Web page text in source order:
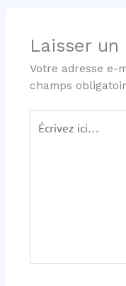
Laisser
Votre adresse e-
champs
Écrivez
ici…